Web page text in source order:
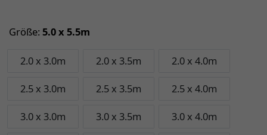
Größe: 5.0 x 5.5m
2.0 x 3.0m 2.0 x 3.5m 2.0 x 4.0m
2.5 x 3.0m 2.5 x 3.5m 2.5 x 4.0m
3.0 x 3.0m 3.0 x 3.5m 3.0 x 4.0m